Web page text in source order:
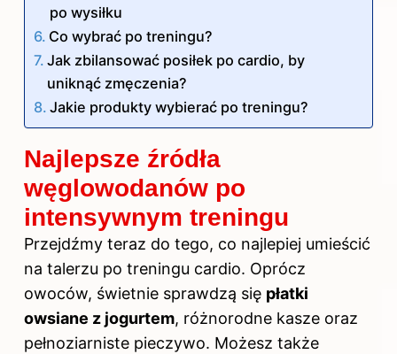
po wysiłku
Co wybrać po treningu?
Jak zbilansować posiłek po cardio, by
uniknąć zmęczenia?
Jakie produkty wybierać po treningu?
Najlepsze źródła
węglowodanów po
intensywnym treningu
Przejdźmy teraz do tego, co najlepiej umieścić
na talerzu po treningu cardio. Oprócz
owoców, świetnie sprawdzą się płatki
owsiane z jogurtem, różnorodne kasze oraz
pełnoziarniste pieczywo. Możesz także